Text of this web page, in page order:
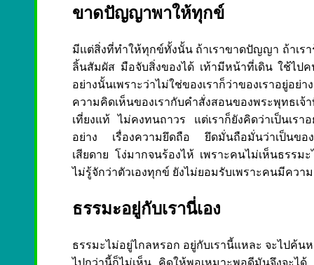
ขาดปัญญาพาให้ทุกข์
มีแต่สิ่งที่ทำให้ทุกข์ทั้งนั้น ถ้าเราขาดปัญญา ถ้าเร
ลิ้นสัมผัส มือจับสิ่งของได้ เท้ามีหน้าที่เดิน ใช้ไป
อย่างนั้นเพราะว่าไม่ใช่ของเราก็ว่าของเราอ
ความคิดเห็นของเรากับคำสั่งสอนของพระพุทธเจ้
เที่ยงแท้ ไม่คงทนถาวร แต่เราก็ยังคิดว่าเป็นเร
อย่าง เรื่องความยึดถือ ยึดมั่นถือมั่นว่าเป็นของ
เสียดาย โง่มากจนร้องไห้ เพราะคนไม่เห็นธรรม
ไม่รู้จักว่าตัวเองทุกข์ ยังไม่ยอมรับเพราะคนมีคว
ธรรมะอยู่กับเรานี่เอง
ธรรมะไม่อยู่ไกลหรอก อยู่กับเรานี้แหละ จะไปค้น
ไปกว่านี้ก็ไม่เห็น คิดให้พอเหมาะพอดีมันจึงจะได้